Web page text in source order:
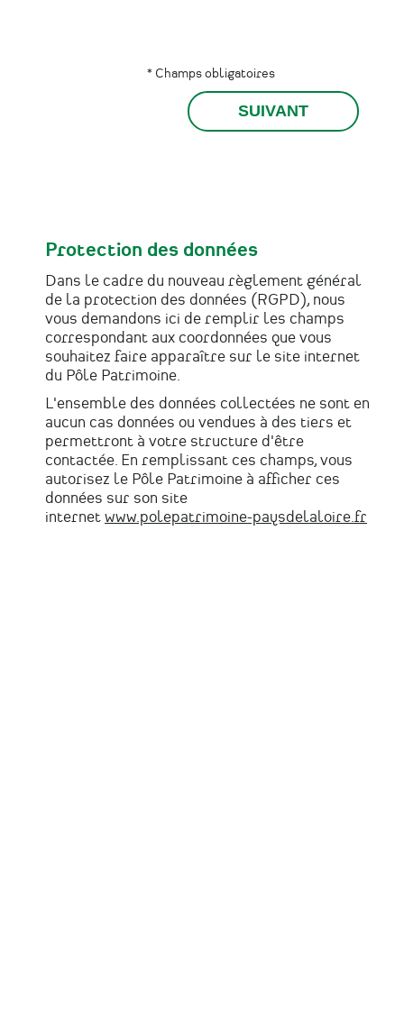
* Champs obligatoires
Protection des données
Dans le cadre du nouveau règlement général
de la protection des données (RGPD), nous
vous demandons ici de remplir les champs
correspondant aux coordonnées que vous
souhaitez faire apparaître sur le site internet
du Pôle Patrimoine.
L'ensemble des données collectées ne sont en
aucun cas données ou vendues à des tiers et
permettront à votre structure d'être
contactée. En remplissant ces champs, vous
autorisez le Pôle Patrimoine à afficher ces
données sur son site
internet www.polepatrimoine-paysdelaloire.fr